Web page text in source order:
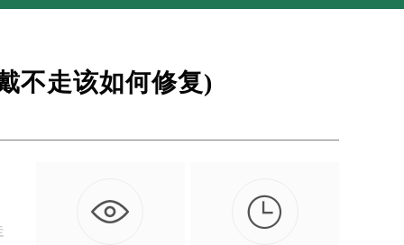
不走该如何修复)
